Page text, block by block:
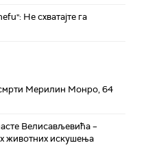
Не схватајте га
Мерилин Монро, 64
Велисављевића –
животних искушења